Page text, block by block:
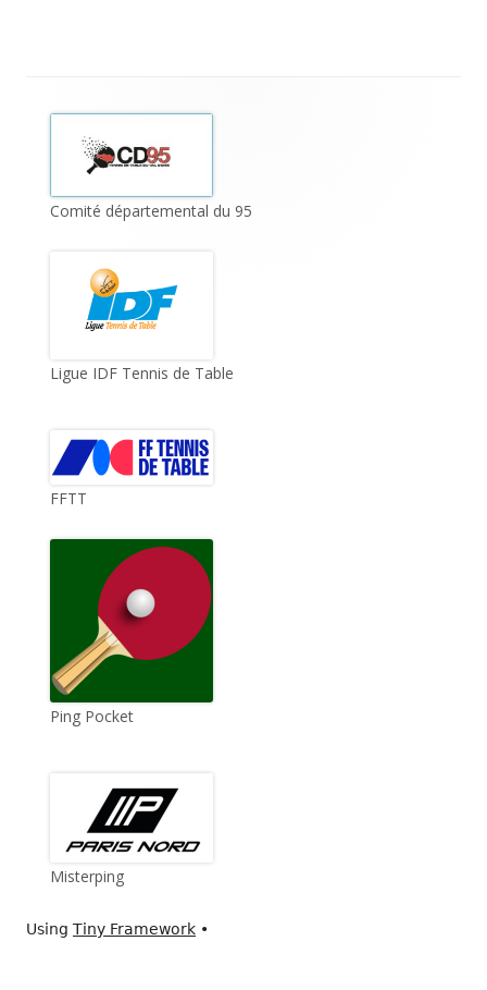
Content
Comité départemental du 95
Ligue IDF Tennis de Table
FFTT
Ping Pocket
Misterping
Using Tiny Framework •